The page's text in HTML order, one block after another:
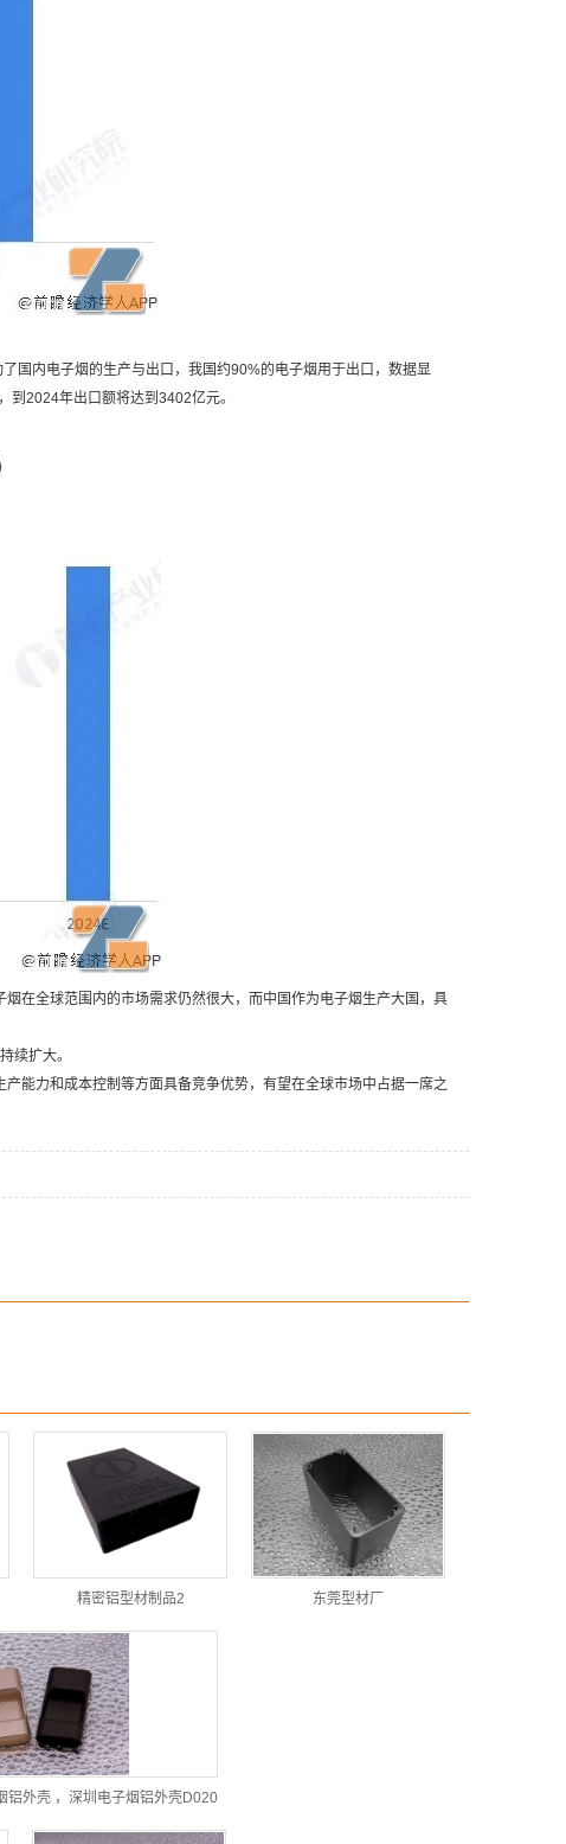
国内电子烟的生产与出口，我国约90%的电子烟用于出口，数据显
2024年出口额将达到3402亿元。
在全球范围内的市场需求仍然很大，而中国作为电子烟生产大国，具
续扩大。
能力和成本控制等方面具备竞争优势，有望在全球市场中占据一席之
精密铝型材制品2 东莞型材厂
铝外壳 ，深圳电子烟铝外壳D020